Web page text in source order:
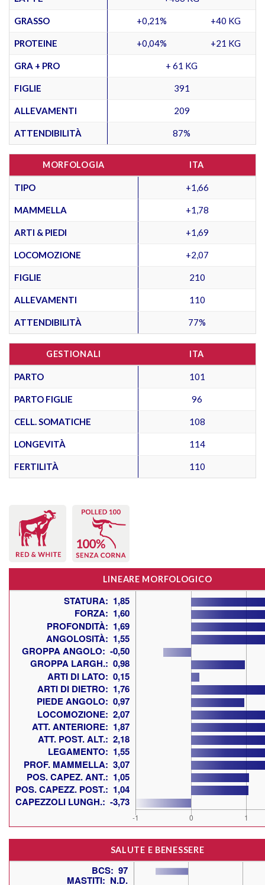
GRASSO +0,21% +40 KG
PROTEINE +0,04% +21 KG
GRA + PRO + 61 KG
FIGLIE 391
ALLEVAMENTI 209
ATTENDIBILITÀ 87%
MORFOLOGIA ITA
TIPO +1,66
MAMMELLA +1,78
ARTI & PIEDI +1,69
LOCOMOZIONE +2,07
FIGLIE 210
ALLEVAMENTI 110
ATTENDIBILITÀ 77%
GESTIONALI ITA
PARTO 101
PARTO FIGLIE 96
CELL. SOMATICHE 108
LONGEVITÀ 114
FERTILITÀ 110
LINEARE MORFOLOGICO
SALUTE E BENESSERE